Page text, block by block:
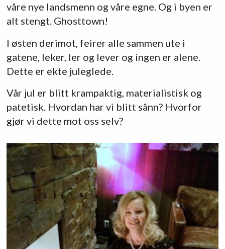
våre nye landsmenn og våre egne. Og i byen er
alt stengt. Ghosttown!
I østen derimot, feirer alle sammen ute i
gatene, leker, ler og lever og ingen er alene.
Dette er ekte juleglede.
Vår jul er blitt krampaktig, materialistisk og
patetisk. Hvordan har vi blitt sånn? Hvorfor
gjør vi dette mot oss selv?